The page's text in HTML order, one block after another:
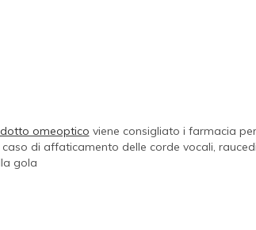
omeoptico viene consigliato i farmacia per
di affaticamento delle corde vocali,
gola